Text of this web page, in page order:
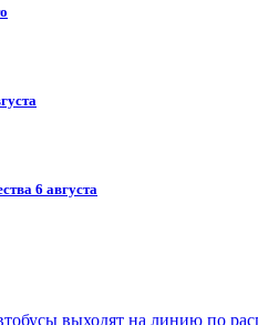
6 августа
выходят на линию по